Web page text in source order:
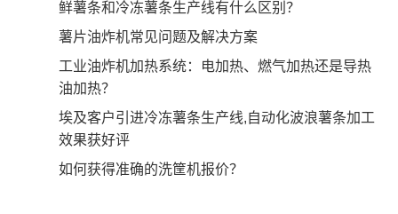
鲜薯条和冷冻薯条生产线有什么区别？
薯片油炸机常见问题及解决方案
工业油炸机加热系统：电加热、燃气加热还是导热
油加热？
埃及客户引进冷冻薯条生产线,自动化波浪薯条加工
效果获好评
如何获得准确的洗筐机报价？